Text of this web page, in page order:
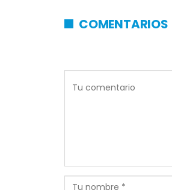
COMENTARIOS